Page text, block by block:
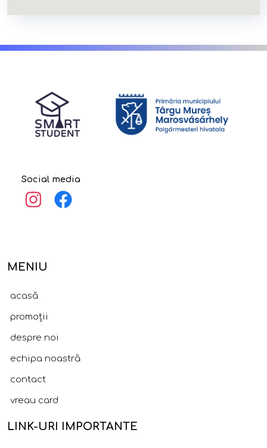
Social media
MENIU
acasă
promoții
despre noi
echipa noastră
contact
vreau card
LINK-URI IMPORTANTE